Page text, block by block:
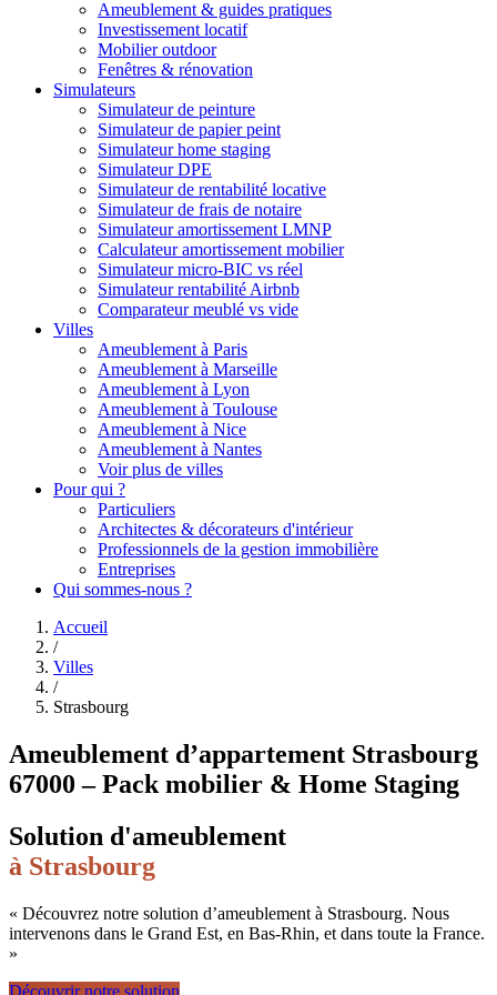
Ameublement & guides pratiques
Investissement locatif
Mobilier outdoor
Fenêtres & rénovation
Simulateurs
Simulateur de peinture
Simulateur de papier peint
Simulateur home staging
Simulateur DPE
Simulateur de rentabilité locative
Simulateur de frais de notaire
Simulateur amortissement LMNP
Calculateur amortissement mobilier
Simulateur micro-BIC vs réel
Simulateur rentabilité Airbnb
Comparateur meublé vs vide
Villes
Ameublement à Paris
Ameublement à Marseille
Ameublement à Lyon
Ameublement à Toulouse
Ameublement à Nice
Ameublement à Nantes
Voir plus de villes
Pour qui ?
Particuliers
Architectes & décorateurs d'intérieur
Professionnels de la gestion immobilière
Entreprises
Qui sommes-nous ?
Accueil
/
Villes
/
Strasbourg
Ameublement d’appartement Strasbourg
67000 – Pack mobilier & Home Staging
Solution d'ameublement
à Strasbourg
« Découvrez notre solution d’ameublement à Strasbourg. Nous
intervenons dans le Grand Est, en Bas-Rhin, et dans toute la France.
»
Découvrir notre solution